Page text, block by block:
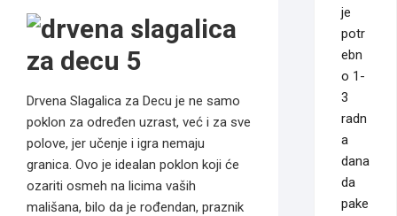
Drvena Slagalica za Decu je ne samo
poklon za određen uzrast, već i za sve
polove, jer učenje i igra nemaju
granica. Ovo je idealan poklon koji će
ozariti osmeh na licima vaših
mališana, bilo da je rođendan, praznik
je
potr
ebn
o 1-
3
radn
a
dana
da
pake